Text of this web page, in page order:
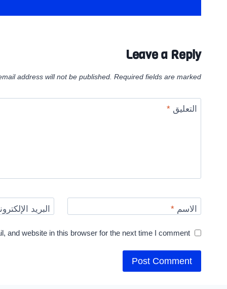
Leave a Reply
address will not be published. Required fields are marked
التعليق*
الاسم* البريد
and website in this browser for the next time I comment.